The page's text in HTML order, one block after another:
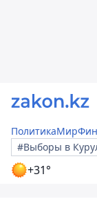
ПолитикаМир
#Выборы в
+31°